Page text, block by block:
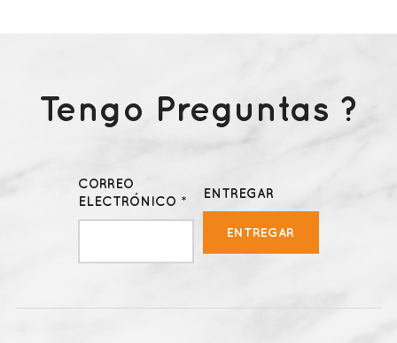
Tengo Preguntas ?
CORREO
ELECTRÓNICO *
ENTREGAR
ENTREGAR